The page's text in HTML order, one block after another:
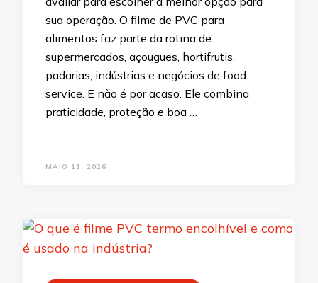
sua operação. O filme de PVC para
alimentos faz parte da rotina de
supermercados, açougues, hortifrutis,
padarias, indústrias e negócios de food
service. E não é por acaso. Ele combina
praticidade, proteção e boa …
MAIO 11, 2026